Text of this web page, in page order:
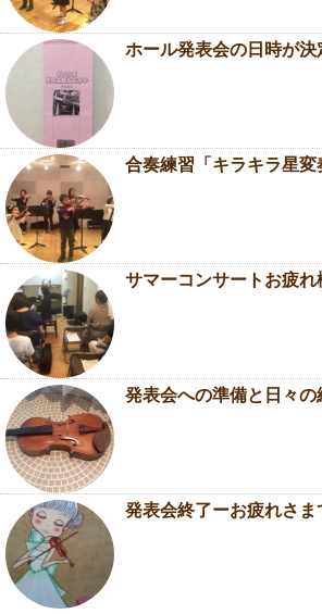
ホール発表会の日時が決
合奏練習「キラキラ星変
サマーコンサートお疲れ
発表会への準備と日々の
発表会終了ーお疲れさま